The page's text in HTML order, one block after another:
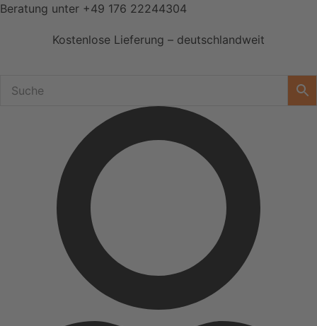
Zum
Beratung unter +49 176 22244304
Kostenlose Lieferung – deutschlandweit